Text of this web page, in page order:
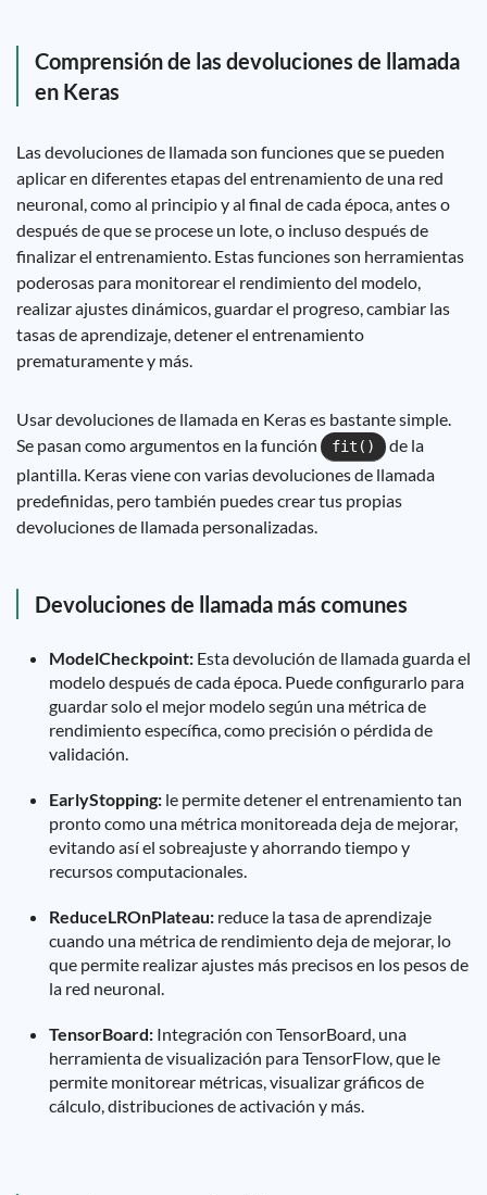
Comprensión de las devoluciones de llamada
en Keras
Las devoluciones de llamada son funciones que se pueden
aplicar en diferentes etapas del entrenamiento de una red
neuronal, como al principio y al final de cada época, antes o
después de que se procese un lote, o incluso después de
finalizar el entrenamiento. Estas funciones son herramientas
poderosas para monitorear el rendimiento del modelo,
realizar ajustes dinámicos, guardar el progreso, cambiar las
tasas de aprendizaje, detener el entrenamiento
prematuramente y más.
Usar devoluciones de llamada en Keras es bastante simple.
Se pasan como argumentos en la función
fit()
de la
plantilla. Keras viene con varias devoluciones de llamada
predefinidas, pero también puedes crear tus propias
devoluciones de llamada personalizadas.
Devoluciones de llamada más comunes
ModelCheckpoint: Esta devolución de llamada guarda el
modelo después de cada época. Puede configurarlo para
guardar solo el mejor modelo según una métrica de
rendimiento específica, como precisión o pérdida de
validación.
EarlyStopping: le permite detener el entrenamiento tan
pronto como una métrica monitoreada deja de mejorar,
evitando así el sobreajuste y ahorrando tiempo y
recursos computacionales.
ReduceLROnPlateau: reduce la tasa de aprendizaje
cuando una métrica de rendimiento deja de mejorar, lo
que permite realizar ajustes más precisos en los pesos de
la red neuronal.
TensorBoard: Integración con TensorBoard, una
herramienta de visualización para TensorFlow, que le
permite monitorear métricas, visualizar gráficos de
cálculo, distribuciones de activación y más.